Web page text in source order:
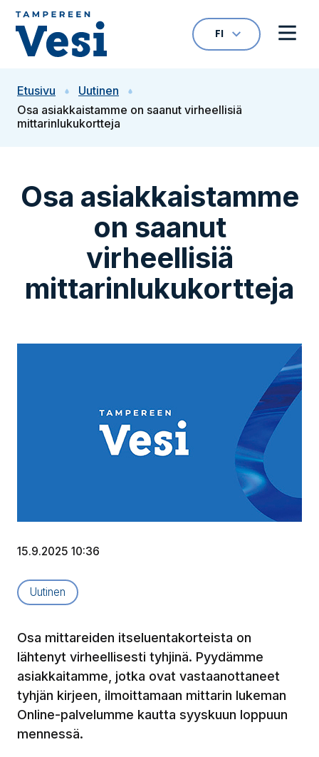
Siirry sisältöön
VALITTU KIELI:
FI
Avaa
Etusivu
Uutinen
Osa asiakkaistamme on saanut virheellisiä
mittarinlukukortteja
Osa asiakkaistamme
on saanut
virheellisiä
mittarinlukukortteja
15.9.2025 10:36
Artikkelityyppi:
Uutinen
Osa mittareiden itseluentakorteista on
lähtenyt virheellisesti tyhjinä. Pyydämme
asiakkaitamme, jotka ovat vastaanottaneet
tyhjän kirjeen, ilmoittamaan mittarin lukeman
Online-palvelumme kautta syyskuun loppuun
mennessä.